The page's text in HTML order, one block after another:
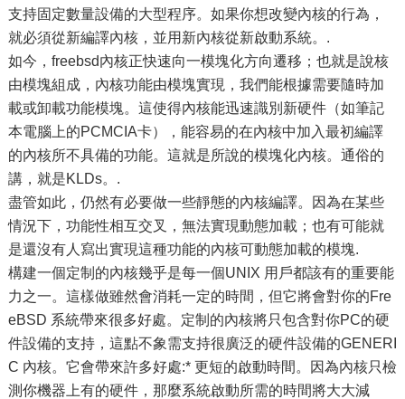
支持固定數量設備的大型程序。如果你想改變內核的行為，
就必須從新編譯內核，並用新內核從新啟動系統。.
如今，freebsd內核正快速向一模塊化方向遷移；也就是說核
由模塊組成，內核功能由模塊實現，我們能根據需要隨時加
載或卸載功能模塊。這使得內核能迅速識別新硬件（如筆記
本電腦上的PCMCIA卡），能容易的在內核中加入最初編譯
的內核所不具備的功能。這就是所說的模塊化內核。通俗的
講，就是KLDs。.
盡管如此，仍然有必要做一些靜態的內核編譯。因為在某些
情況下，功能性相互交叉，無法實現動態加載；也有可能就
是還沒有人寫出實現這種功能的內核可動態加載的模塊.
構建一個定制的內核幾乎是每一個UNIX 用戶都該有的重要能
力之一。這樣做雖然會消耗一定的時間，但它將會對你的Fre
eBSD 系統帶來很多好處。定制的內核將只包含對你PC的硬
件設備的支持，這點不象需支持很廣泛的硬件設備的GENERI
C 內核。它會帶來許多好處:* 更短的啟動時間。因為內核只檢
測你機器上有的硬件，那麼系統啟動所需的時間將大大減